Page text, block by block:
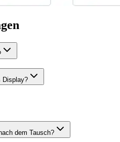
Display?
dem Tausch?